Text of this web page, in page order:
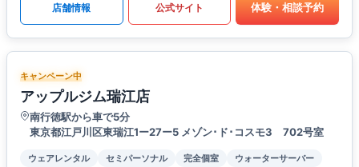
店舗情報 公式サイト 体験・相談予約
キャンペーン中
アップルジム瑞江店
南行徳駅から車で5分
東京都江戸川区東瑞江1ー27ー5 メゾン･ド･コスモ3 702号室
ウェアレンタル セミパーソナル 完全個室
ウォーターサーバー